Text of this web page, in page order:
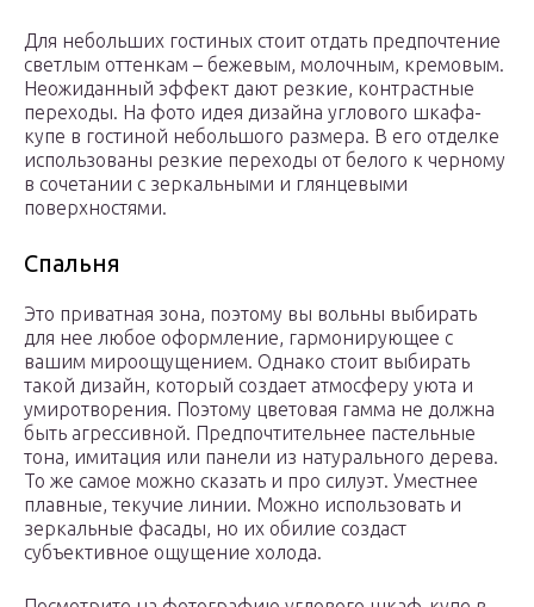
Для небольших гостиных стоит отдать предпочтение
светлым оттенкам – бежевым, молочным, кремовым.
Неожиданный эффект дают резкие, контрастные
переходы. На фото идея дизайна углового шкафа-
купе в гостиной небольшого размера. В его отделке
использованы резкие переходы от белого к черному
в сочетании с зеркальными и глянцевыми
поверхностями.
Спальня
Это приватная зона, поэтому вы вольны выбирать
для нее любое оформление, гармонирующее с
вашим мироощущением. Однако стоит выбирать
такой дизайн, который создает атмосферу уюта и
умиротворения. Поэтому цветовая гамма не должна
быть агрессивной. Предпочтительнее пастельные
тона, имитация или панели из натурального дерева.
То же самое можно сказать и про силуэт. Уместнее
плавные, текучие линии. Можно использовать и
зеркальные фасады, но их обилие создаст
субъективное ощущение холода.